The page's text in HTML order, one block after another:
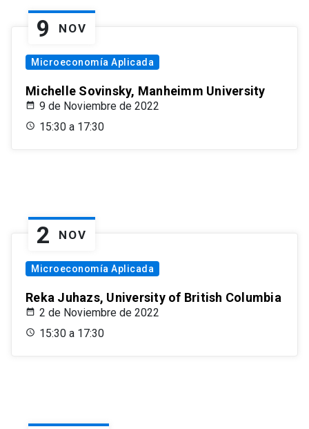
9 NOV
Microeconomía Aplicada
Michelle Sovinsky, Manheimm University
9 de Noviembre de 2022
15:30 a 17:30
2 NOV
Microeconomía Aplicada
Reka Juhazs, University of British Columbia
2 de Noviembre de 2022
15:30 a 17:30